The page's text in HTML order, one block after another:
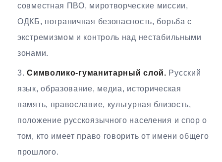
совместная ПВО, миротворческие миссии,
ОДКБ, пограничная безопасность, борьба с
экстремизмом и контроль над нестабильными
зонами.
Символико-гуманитарный слой. Русский
язык, образование, медиа, историческая
память, православие, культурная близость,
положение русскоязычного населения и спор о
том, кто имеет право говорить от имени общего
прошлого.